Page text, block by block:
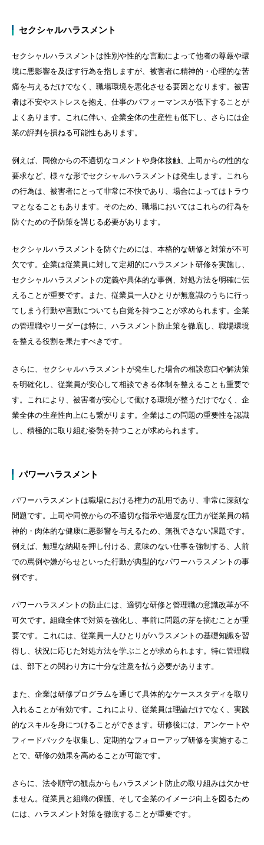
セクシャルハラスメント
セクシャルハラスメントは性別や性的な言動によって他者の尊厳や環
境に悪影響を及ぼす行為を指しますが、被害者に精神的・心理的な苦
痛を与えるだけでなく、職場環境を悪化させる要因となります。被害
者は不安やストレスを抱え、仕事のパフォーマンスが低下することが
よくあります。これに伴い、企業全体の生産性も低下し、さらには企
業の評判を損ねる可能性もあります。
例えば、同僚からの不適切なコメントや身体接触、上司からの性的な
要求など、様々な形でセクシャルハラスメントは発生します。これら
の行為は、被害者にとって非常に不快であり、場合によってはトラウ
マとなることもあります。そのため、職場においてはこれらの行為を
防ぐための予防策を講じる必要があります。
セクシャルハラスメントを防ぐためには、本格的な研修と対策が不可
欠です。企業は従業員に対して定期的にハラスメント研修を実施し、
セクシャルハラスメントの定義や具体的な事例、対処方法を明確に伝
えることが重要です。また、従業員一人ひとりが無意識のうちに行っ
てしまう行動や言動についても自覚を持つことが求められます。企業
の管理職やリーダーは特に、ハラスメント防止策を徹底し、職場環境
を整える役割を果たすべきです。
さらに、セクシャルハラスメントが発生した場合の相談窓口や解決策
を明確化し、従業員が安心して相談できる体制を整えることも重要で
す。これにより、被害者が安心して働ける環境が整うだけでなく、企
業全体の生産性向上にも繋がります。企業はこの問題の重要性を認識
し、積極的に取り組む姿勢を持つことが求められます。
パワーハラスメント
パワーハラスメントは職場における権力の乱用であり、非常に深刻な
問題です。上司や同僚からの不適切な指示や過度な圧力が従業員の精
神的・肉体的な健康に悪影響を与えるため、無視できない課題です。
例えば、無理な納期を押し付ける、意味のない仕事を強制する、人前
での罵倒や嫌がらせといった行動が典型的なパワーハラスメントの事
例です。
パワーハラスメントの防止には、適切な研修と管理職の意識改革が不
可欠です。組織全体で対策を強化し、事前に問題の芽を摘むことが重
要です。これには、従業員一人ひとりがハラスメントの基礎知識を習
得し、状況に応じた対処方法を学ぶことが求められます。特に管理職
は、部下との関わり方に十分な注意を払う必要があります。
また、企業は研修プログラムを通じて具体的なケーススタディを取り
入れることが有効です。これにより、従業員は理論だけでなく、実践
的なスキルを身につけることができます。研修後には、アンケートや
フィードバックを収集し、定期的なフォローアップ研修を実施するこ
とで、研修の効果を高めることが可能です。
さらに、法令順守の観点からもハラスメント防止の取り組みは欠かせ
ません。従業員と組織の保護、そして企業のイメージ向上を図るため
には、ハラスメント対策を徹底することが重要です。